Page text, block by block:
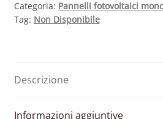
Categoria: Pannelli fotovoltaici
Tag: Non Disponibile
Descrizione
Informazioni aggiuntive